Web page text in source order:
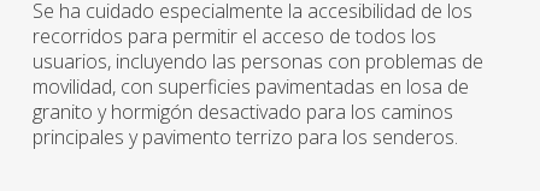
Se ha cuidado especialmente la accesibilidad de los
recorridos para permitir el acceso de todos los
usuarios, incluyendo las personas con problemas de
movilidad, con superficies pavimentadas en losa de
granito y hormigón desactivado para los caminos
principales y pavimento terrizo para los senderos.